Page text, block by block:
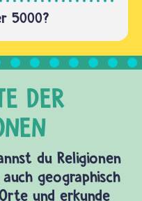
5000?
du Religionen
geographisch
und erkunde